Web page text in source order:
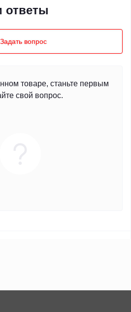
ответы
вопрос
товаре, станьте первым
свой вопрос.